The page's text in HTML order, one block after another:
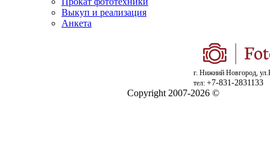
Выкуп и реализация
Анкета
г. Нижний Новгород,
тел: +7-831-2831133
Copyright 2007-2026 ©